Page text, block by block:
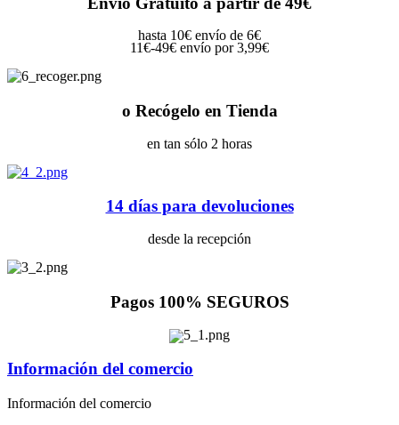
hasta 10€ envío de 6€
11€-49€ envío por 3,99€
o Recógelo en Tienda
en tan sólo 2 horas
14 días para devoluciones
desde la recepción
Pagos 100% SEGUROS
Información del comercio
Información del comercio